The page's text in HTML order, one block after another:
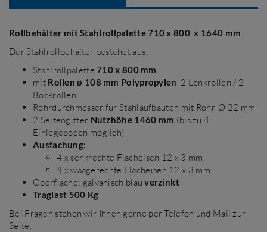
Rollbehälter mit Stahlrollpalette 710 x 800 x 1640 mm
Der Stahlrollbehälter bestehet aus:
Stahlrollpalette710 x 800 mm
mit Rollen ø 108 mm Polypropylen, 2 Lenkrollen / 2
Bockrollen
Rohrdurchmesser für Stahlaufbauten mit Rohr-Ø 22 mm
2 Seitengitter Nutzhöhe 1460 mm (bis zu 4
Einlegeböden möglich)
Ausfachung:
4 x senkrechte Flacheisen 12 x 3 mm
4 x waagerechte Flacheisen 12 x 3 mm
Oberfläche: galvanisch blauverzinkt
Traglast 500 Kg
Bei Fragen stehen wir Ihnen gerne per Telefon und Mail zur
Seite.